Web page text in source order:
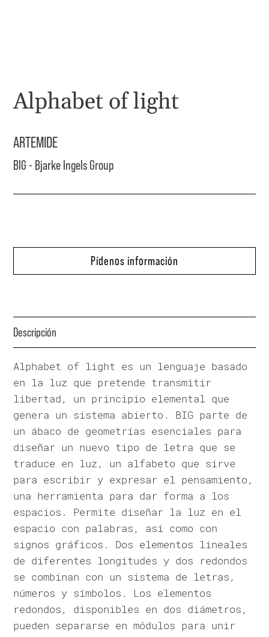
Alphabet of light
ARTEMIDE
BIG - Bjarke Ingels Group
Pídenos información
Descripción
Alphabet of light es un lenguaje basado
en la luz que pretende transmitir
libertad, un principio elemental que
genera un sistema abierto. BIG parte de
un ábaco de geometrías esenciales para
diseñar un nuevo tipo de letra que se
traduce en luz, un alfabeto que sirve
para escribir y expresar el pensamiento,
una herramienta para dar forma a los
espacios. Permite diseñar la luz en el
espacio con palabras, así como con
signos gráficos. Dos elementos lineales
de diferentes longitudes y dos redondos
se combinan con un sistema de letras,
números y símbolos. Los elementos
redondos, disponibles en dos diámetros,
pueden separarse en módulos para unir